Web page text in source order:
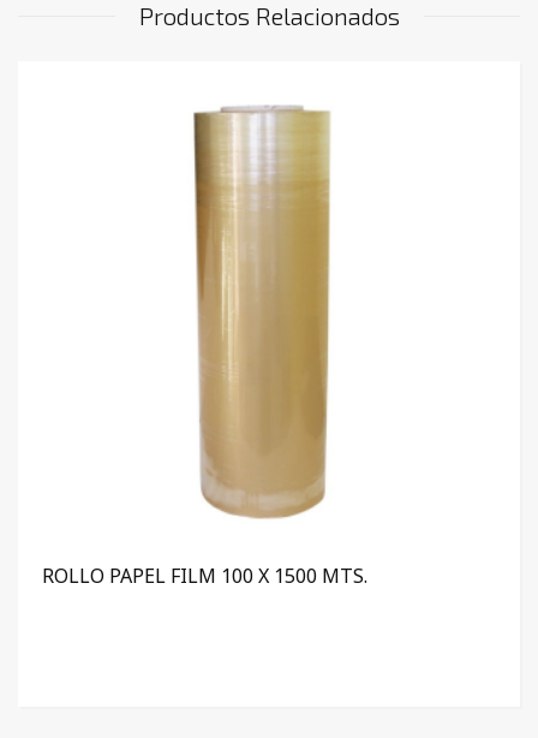
Productos Relacionados
ROLLO PAPEL FILM 100 X 1500 MTS.